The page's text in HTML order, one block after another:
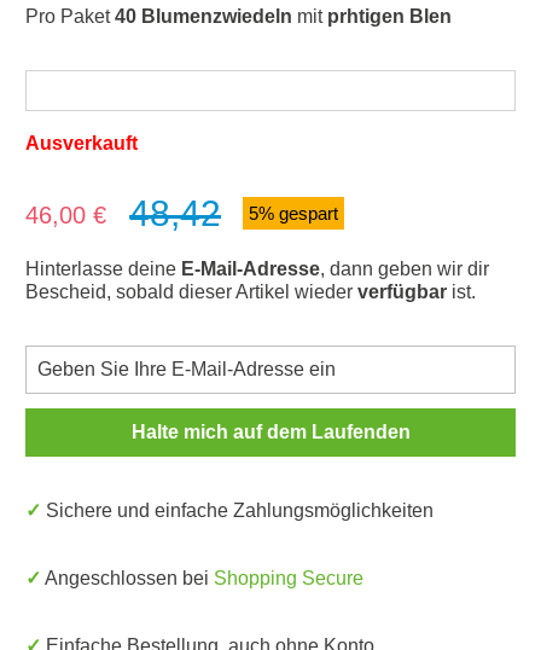
Pro Paket40 Blumenzwiedeln mit prhtigen Blen
Ausverkauft
Verkaufspreis:
46,00 € 48,42 5% gespart
Hinterlasse deine E-Mail-Adresse, dann geben wir dir
Bescheid, sobald dieser Artikel wieder verfügbar ist.
Halte mich auf dem Laufenden
✓ Sichere und einfache Zahlungsmöglichkeiten
✓ Angeschlossen bei Shopping Secure
✓ Einfache Bestellung, auch ohne Konto